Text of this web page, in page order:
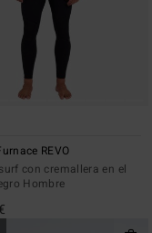
REVO
con cremallera en el
Hombre